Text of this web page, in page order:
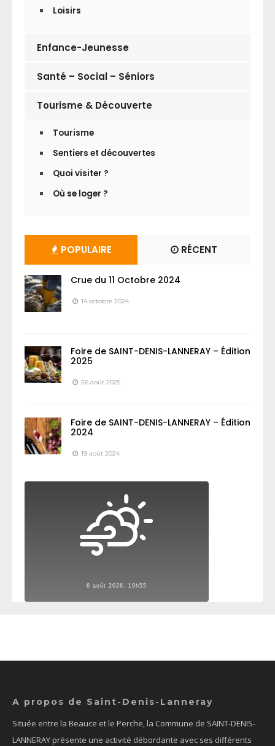
Loisirs
Enfance-Jeunesse
Santé – Social – Séniors
Tourisme & Découverte
Tourisme
Sentiers et découvertes
Quoi visiter ?
Où se loger ?
POPULAIRE RÉCENT
Crue du 11 Octobre 2024
14 octobre 2024
Foire de SAINT-DENIS-LANNERAY – Édition
2025
26 août 2025
Foire de SAINT-DENIS-LANNERAY – Édition
2024
19 août 2024
6 août 2026, 19h55
A propos de Saint-Denis-Lanneray
Située entre la Beauce et le Perche, la Commune de SAINT-DENIS-
LANNERAY présente une activité débordante avec ses différents